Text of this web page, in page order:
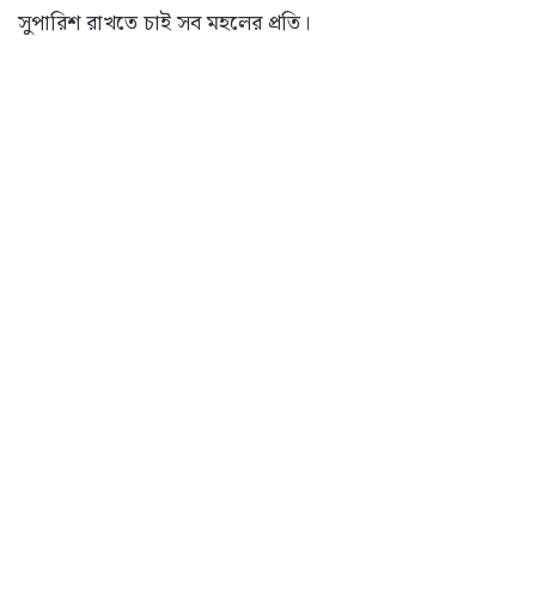
সুপারিশ রাখতে চাই সব মহলের প্রতি।